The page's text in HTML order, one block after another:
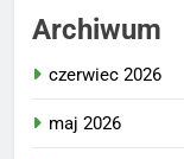
Archiwum
czerwiec 2026
maj 2026